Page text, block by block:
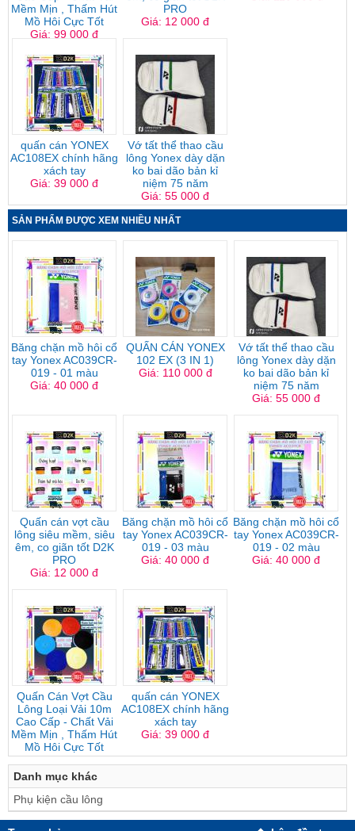
Mềm Mịn , Thấm Hút
Mồ Hôi Cực Tốt
Giá: 99 000 đ
PRO
Giá: 12 000 đ
quấn cán YONEX
AC108EX chính hãng
xách tay
Giá: 39 000 đ
Vớ tất thể thao cầu
lông Yonex dày dặn
ko bai dão bản kỉ
niệm 75 năm
Giá: 55 000 đ
SẢN PHẨM ĐƯỢC XEM NHIỀU NHẤT
Băng chặn mồ hôi cổ
tay Yonex AC039CR-
019 - 01 màu
Giá: 40 000 đ
QUẤN CÁN YONEX
102 EX (3 IN 1)
Giá: 110 000 đ
Vớ tất thể thao cầu
lông Yonex dày dặn
ko bai dão bản kỉ
niệm 75 năm
Giá: 55 000 đ
Quấn cán vợt cầu
lông siêu mềm, siêu
êm, co giãn tốt D2K
PRO
Giá: 12 000 đ
Băng chặn mồ hôi cổ
tay Yonex AC039CR-
019 - 03 màu
Giá: 40 000 đ
Băng chặn mồ hôi cổ
tay Yonex AC039CR-
019 - 02 màu
Giá: 40 000 đ
Quấn Cán Vợt Cầu
Lông Loại Vải 10m
Cao Cấp - Chất Vải
Mềm Mịn , Thấm Hút
Mồ Hôi Cực Tốt
Giá: 99 000 đ
quấn cán YONEX
AC108EX chính hãng
xách tay
Giá: 39 000 đ
Danh mục khác
Phụ kiện cầu lông